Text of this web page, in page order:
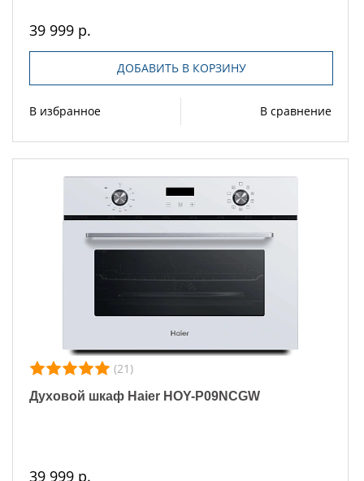
39 999 р.
ДОБАВИТЬ В КОРЗИНУ
В избранное В сравнение
(21)
Духовой шкаф Haier HOY-P09NCGW
39 999 р.